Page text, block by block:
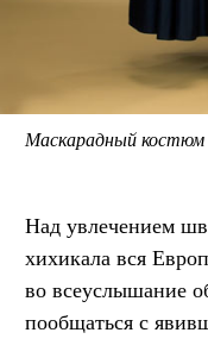
Маскарадный костюм
Над увлечением
хихикала вся
во всеуслышание
пообщаться с